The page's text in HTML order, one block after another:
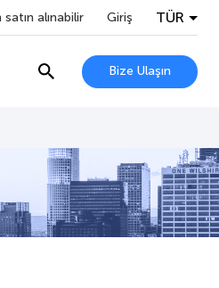
alınabilir Giriş TÜR
Bize Ulaşın